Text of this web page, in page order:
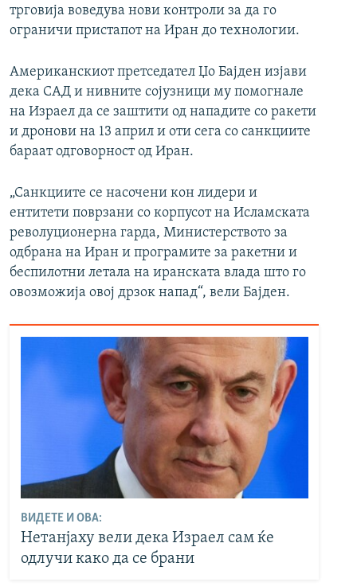
трговија воведува нови контроли за да го
ограничи пристапот на Иран до технологии.
Американскиот претседател Џо Бајден изјави
дека САД и нивните сојузници му помогнале
на Израел да се заштити од нападите со ракети
и дронови на 13 април и оти сега со санкциите
бараат одговорност од Иран.
„Санкциите се насочени кон лидери и
ентитети поврзани со корпусот на Исламската
револуционерна гарда, Министерството за
одбрана на Иран и програмите за ракетни и
беспилотни летала на иранската влада што го
овозможија овој дрзок напад“, вели Бајден.
ВИДЕТЕ И ОВА:
Нетанјаху вели дека Израел сам ќе
одлучи како да се брани